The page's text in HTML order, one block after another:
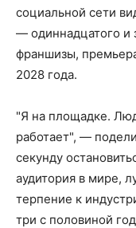
социальной сети
— одиннадцатого и
франшизы,
2028 года.
"Я на площадке.
работает", —
секунду
аудитория в мире,
терпение к
три с половиной